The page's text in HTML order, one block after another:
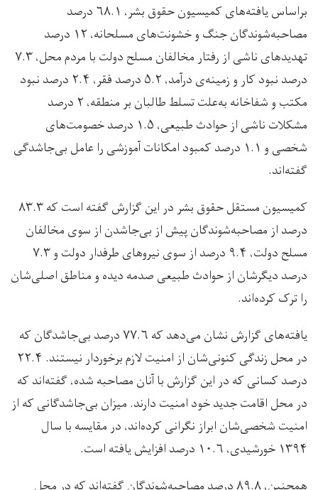
براساس یافته‌های کمیسیون حقوق بشر، ۶۸.۱ درصد
مصاحبه‌شوندگان جنگ و خشونت‌های مسلحانه، ۱۲ درصد
تهدیدهای ناشی از رفتار مخالفان مسلح دولت با مردم محل، ۷.۳
درصد نبود کار و زمینه‌ی درآمد، ۵.۲ درصد فقر، ۲.۴ درصد نبود
مکتب و شفاخانه به‌علت تسلط طالبان بر منطقه، ۲ درصد
مشکلات ناشی از حوادث طبیعی، ۱.۵ درصد خصومت‌های
شخصی و ۱.۱ درصد کمبود امکانات آموزشی را عامل بی‌جاشدگی
گفته‌اند.
کمیسیون مستقل حقوق بشر در این گزارش گفته است که ۸۳.۳
درصد از مصاحبه‌شوندگان پیش از بی‌جاشدن از سوی مخالفان
مسلح دولت، ۹.۴ درصد از سوی نیروهای طرفدار دولت و ۷.۳
درصد دیگرشان از حوادث طبیعی صدمه دیده و مناطق اصلی‌شان
را ترک کرده‌اند.
یافته‌های گزارش نشان می‌دهد که ۷۷.۶ درصد بی‌جاشدگان که
در محل زندگی کنونی‌شان از امنیت لازم برخوردار نیستند. ۲۲.۴
درصد کسانی که در این گزارش با آنان مصاحبه شده، گفته‌اند که
در محل اقامت جدید خود امنیت دارند. میزان بی‌جاشدگانی که از
امنیت شخصی‌شان ابراز نگرانی کرده‌اند، در مقایسه با سال
۱۳۹۴ خورشیدی، ۱۰.۶ درصد افزایش یافته است.